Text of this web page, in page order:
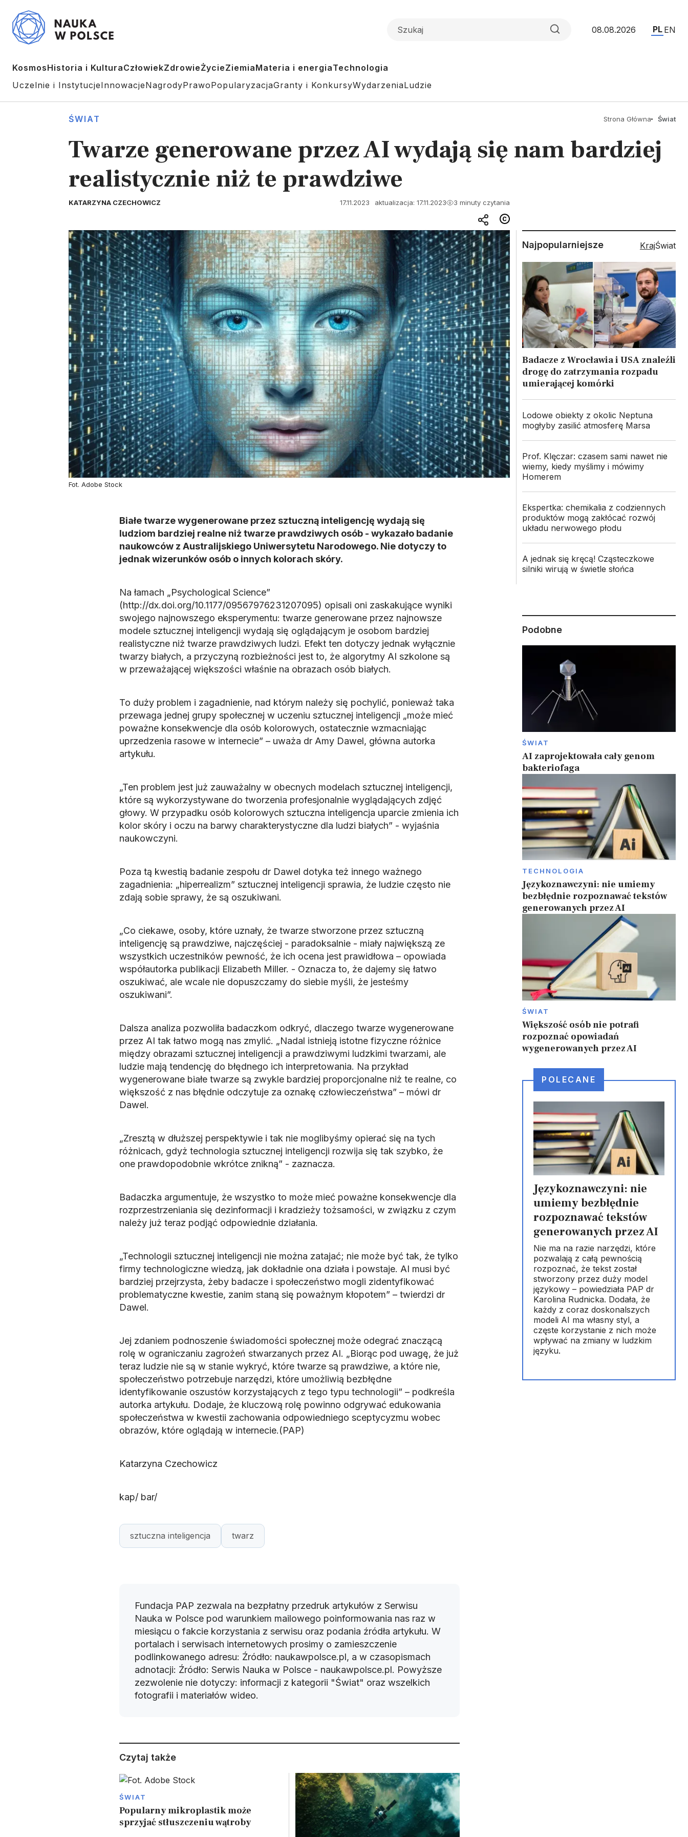
08.08.2026 PL EN
KosmosHistoria i KulturaCzłowiekZdrowieŻycieZiemiaMateria i energiaTechnologia
Uczelnie i InstytucjeInnowacjeNagrodyPrawoPopularyzacjaGranty i KonkursyWydarzeniaLudzie
ŚWIAT Strona Główna Świat
Twarze generowane przez AI wydają się nam bardziej
realistycznie niż te prawdziwe
KATARZYNA CZECHOWICZ 17.11.2023 aktualizacja: 17.11.2023 3 minuty czytania
Fot. Adobe Stock
Białe twarze wygenerowane przez sztuczną inteligencję wydają się
ludziom bardziej realne niż twarze prawdziwych osób - wykazało badanie
naukowców z Australijskiego Uniwersytetu Narodowego. Nie dotyczy to
jednak wizerunków osób o innych kolorach skóry.
Na łamach „Psychological Science”
(http://dx.doi.org/10.1177/09567976231207095) opisali oni zaskakujące wyniki
swojego najnowszego eksperymentu: twarze generowane przez najnowsze
modele sztucznej inteligencji wydają się oglądającym je osobom bardziej
realistyczne niż twarze prawdziwych ludzi. Efekt ten dotyczy jednak wyłącznie
twarzy białych, a przyczyną rozbieżności jest to, że algorytmy AI szkolone są
w przeważającej większości właśnie na obrazach osób białych.
To duży problem i zagadnienie, nad którym należy się pochylić, ponieważ taka
przewaga jednej grupy społecznej w uczeniu sztucznej inteligencji „może mieć
poważne konsekwencje dla osób kolorowych, ostatecznie wzmacniając
uprzedzenia rasowe w internecie” – uważa dr Amy Dawel, główna autorka
artykułu.
„Ten problem jest już zauważalny w obecnych modelach sztucznej inteligencji,
które są wykorzystywane do tworzenia profesjonalnie wyglądających zdjęć
głowy. W przypadku osób kolorowych sztuczna inteligencja uparcie zmienia ich
kolor skóry i oczu na barwy charakterystyczne dla ludzi białych” - wyjaśnia
naukowczyni.
Poza tą kwestią badanie zespołu dr Dawel dotyka też innego ważnego
zagadnienia: „hiperrealizm” sztucznej inteligencji sprawia, że ludzie często nie
zdają sobie sprawy, że są oszukiwani.
„Co ciekawe, osoby, które uznały, że twarze stworzone przez sztuczną
inteligencję są prawdziwe, najczęściej - paradoksalnie - miały największą ze
wszystkich uczestników pewność, że ich ocena jest prawidłowa – opowiada
współautorka publikacji Elizabeth Miller. - Oznacza to, że dajemy się łatwo
oszukiwać, ale wcale nie dopuszczamy do siebie myśli, że jesteśmy
oszukiwani”.
Dalsza analiza pozwoliła badaczkom odkryć, dlaczego twarze wygenerowane
przez AI tak łatwo mogą nas zmylić. „Nadal istnieją istotne fizyczne różnice
między obrazami sztucznej inteligencji a prawdziwymi ludzkimi twarzami, ale
ludzie mają tendencję do błędnego ich interpretowania. Na przykład
wygenerowane białe twarze są zwykle bardziej proporcjonalne niż te realne, co
większość z nas błędnie odczytuje za oznakę człowieczeństwa” – mówi dr
Dawel.
„Zresztą w dłuższej perspektywie i tak nie moglibyśmy opierać się na tych
różnicach, gdyż technologia sztucznej inteligencji rozwija się tak szybko, że
one prawdopodobnie wkrótce znikną” - zaznacza.
Badaczka argumentuje, że wszystko to może mieć poważne konsekwencje dla
rozprzestrzeniania się dezinformacji i kradzieży tożsamości, w związku z czym
należy już teraz podjąć odpowiednie działania.
„Technologii sztucznej inteligencji nie można zatajać; nie może być tak, że tylko
firmy technologiczne wiedzą, jak dokładnie ona działa i powstaje. AI musi być
bardziej przejrzysta, żeby badacze i społeczeństwo mogli zidentyfikować
problematyczne kwestie, zanim staną się poważnym kłopotem” – twierdzi dr
Dawel.
Jej zdaniem podnoszenie świadomości społecznej może odegrać znaczącą
rolę w ograniczaniu zagrożeń stwarzanych przez AI. „Biorąc pod uwagę, że już
teraz ludzie nie są w stanie wykryć, które twarze są prawdziwe, a które nie,
społeczeństwo potrzebuje narzędzi, które umożliwią bezbłędne
identyfikowanie oszustów korzystających z tego typu technologii” – podkreśla
autorka artykułu. Dodaje, że kluczową rolę powinno odgrywać edukowania
społeczeństwa w kwestii zachowania odpowiedniego sceptycyzmu wobec
obrazów, które oglądają w internecie.(PAP)
Katarzyna Czechowicz
kap/ bar/
sztuczna inteligencja twarz
Fundacja PAP zezwala na bezpłatny przedruk artykułów z Serwisu
Nauka w Polsce pod warunkiem mailowego poinformowania nas raz w
miesiącu o fakcie korzystania z serwisu oraz podania źródła artykułu. W
portalach i serwisach internetowych prosimy o zamieszczenie
podlinkowanego adresu: Źródło: naukawpolsce.pl, a w czasopismach
adnotacji: Źródło: Serwis Nauka w Polsce - naukawpolsce.pl. Powyższe
zezwolenie nie dotyczy: informacji z kategorii "Świat" oraz wszelkich
fotografii i materiałów wideo.
Czytaj także
ŚWIAT
Popularny mikroplastik może
sprzyjać stłuszczeniu wątroby
Najpopularniejsze KrajŚwiat
Badacze z Wrocławia i USA znaleźli
drogę do zatrzymania rozpadu
umierającej komórki
Lodowe obiekty z okolic Neptuna
mogłyby zasilić atmosferę Marsa
Prof. Klęczar: czasem sami nawet nie
wiemy, kiedy myślimy i mówimy
Homerem
Ekspertka: chemikalia z codziennych
produktów mogą zakłócać rozwój
układu nerwowego płodu
A jednak się kręcą! Cząsteczkowe
silniki wirują w świetle słońca
Podobne
ŚWIAT
AI zaprojektowała cały genom
bakteriofaga
TECHNOLOGIA
Językoznawczyni: nie umiemy
bezbłędnie rozpoznawać tekstów
generowanych przez AI
ŚWIAT
Większość osób nie potrafi
rozpoznać opowiadań
wygenerowanych przez AI
POLECANE
Językoznawczyni: nie
umiemy bezbłędnie
rozpoznawać tekstów
generowanych przez AI
Nie ma na razie narzędzi, które
pozwalają z całą pewnością
rozpoznać, że tekst został
stworzony przez duży model
językowy – powiedziała PAP dr
Karolina Rudnicka. Dodała, że
każdy z coraz doskonalszych
modeli AI ma własny styl, a
częste korzystanie z nich może
wpływać na zmiany w ludzkim
języku.